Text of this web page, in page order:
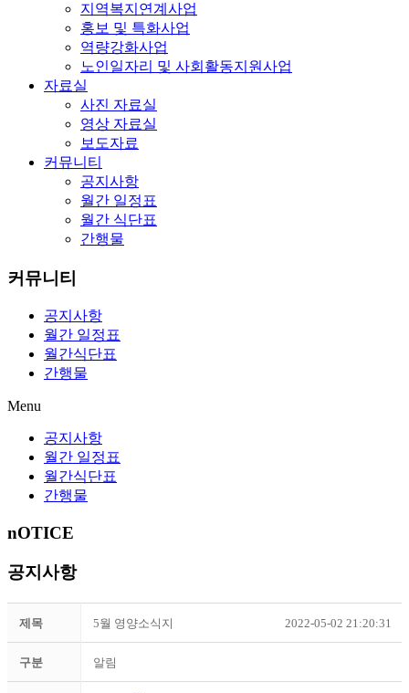
지역복지연계사업
홍보 및 특화사업
역량강화사업
노인일자리 및 사회활동지원사업
자료실
사진 자료실
영상 자료실
보도자료
커뮤니티
공지사항
월간 일정표
월간 식단표
간행물
커뮤니티
공지사항
월간 일정표
월간식단표
간행물
Menu
공지사항
월간 일정표
월간식단표
간행물
nOTICE
공지사항
제목 5월 영양소식지 2022-05-02 21:20:31
구분 알림